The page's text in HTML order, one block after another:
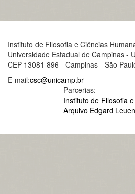
Instituto de Filosofia e Ciências
Universidade Estadual de Campinas -
CEP 13081-896 - Campinas - São
E-mail:csc@unicamp.br
Parcerias:
Instituto de Filosofia
Arquivo Edgard